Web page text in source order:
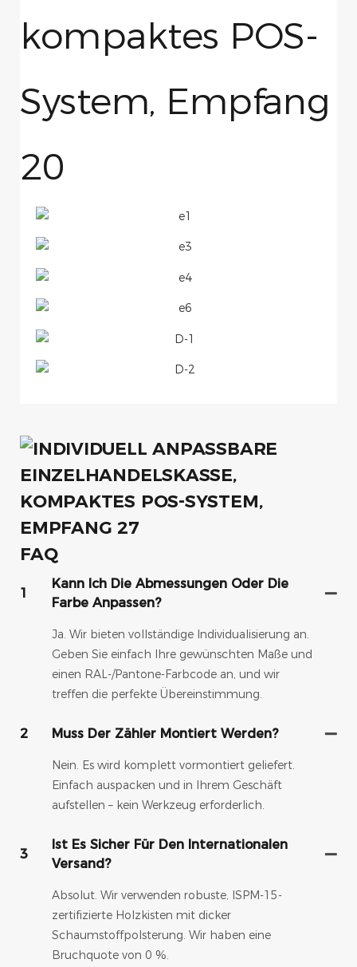
FAQ
1
Kann Ich Die Abmessungen Oder Die
Farbe Anpassen?
Ja. Wir bieten vollständige Individualisierung an.
Geben Sie einfach Ihre gewünschten Maße und
einen RAL-/Pantone-Farbcode an, und wir
treffen die perfekte Übereinstimmung.
2 Muss Der Zähler Montiert Werden?
Nein. Es wird komplett vormontiert geliefert.
Einfach auspacken und in Ihrem Geschäft
aufstellen – kein Werkzeug erforderlich.
3
Ist Es Sicher Für Den Internationalen
Versand?
Absolut. Wir verwenden robuste, ISPM-15-
zertifizierte Holzkisten mit dicker
Schaumstoffpolsterung. Wir haben eine
Bruchquote von 0 %.